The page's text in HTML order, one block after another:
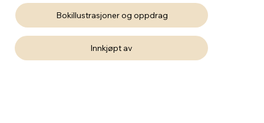
Bokillustrasjoner og oppdrag